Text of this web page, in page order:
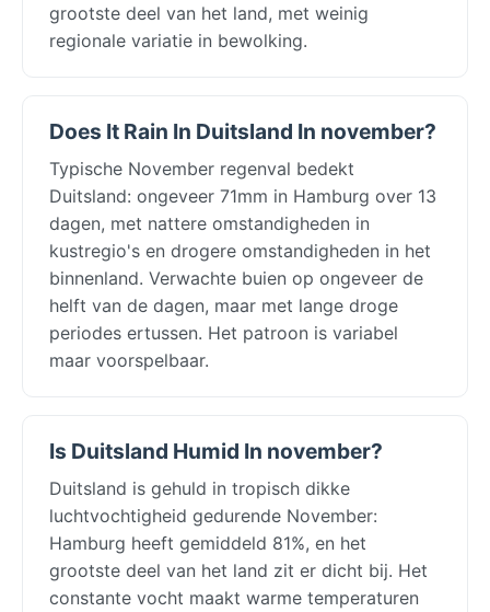
grootste deel van het land, met weinig
regionale variatie in bewolking.
Does It Rain In Duitsland In november?
Typische November regenval bedekt
Duitsland: ongeveer 71mm in Hamburg over 13
dagen, met nattere omstandigheden in
kustregio's en drogere omstandigheden in het
binnenland. Verwachte buien op ongeveer de
helft van de dagen, maar met lange droge
periodes ertussen. Het patroon is variabel
maar voorspelbaar.
Is Duitsland Humid In november?
Duitsland is gehuld in tropisch dikke
luchtvochtigheid gedurende November:
Hamburg heeft gemiddeld 81%, en het
grootste deel van het land zit er dicht bij. Het
constante vocht maakt warme temperaturen